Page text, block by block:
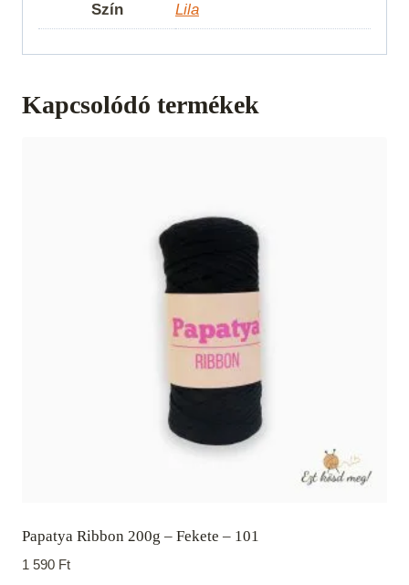
Szín Lila
Kapcsolódó termékek
Papatya Ribbon 200g – Fekete – 101
1 590 Ft